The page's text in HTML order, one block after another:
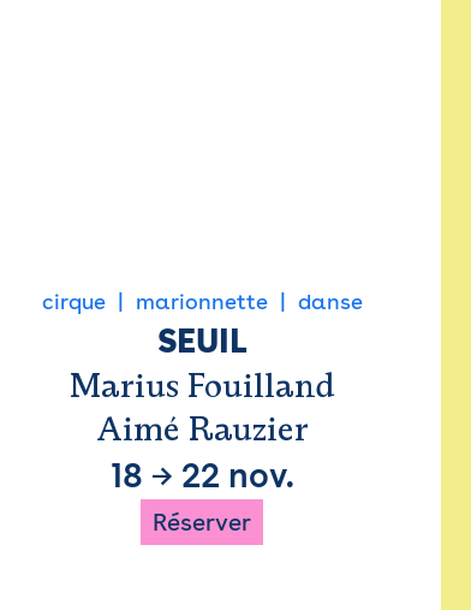
cirque marionnette danse
SEUIL
Marius Fouilland
Aimé Rauzier
18 → 22 nov.
Réserver